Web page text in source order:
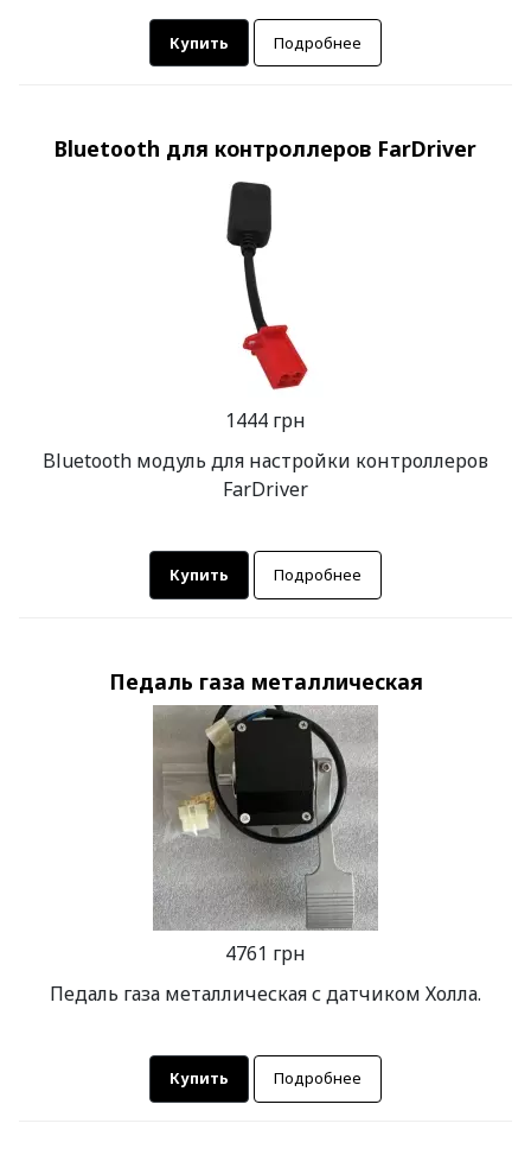
Купить Подробнее
Bluetooth для контроллеров FarDriver
1444 грн
Bluetooth модуль для настройки контроллеров
FarDriver
Купить Подробнее
Педаль газа металлическая
4761 грн
Педаль газа металлическая с датчиком Холла.
Купить Подробнее